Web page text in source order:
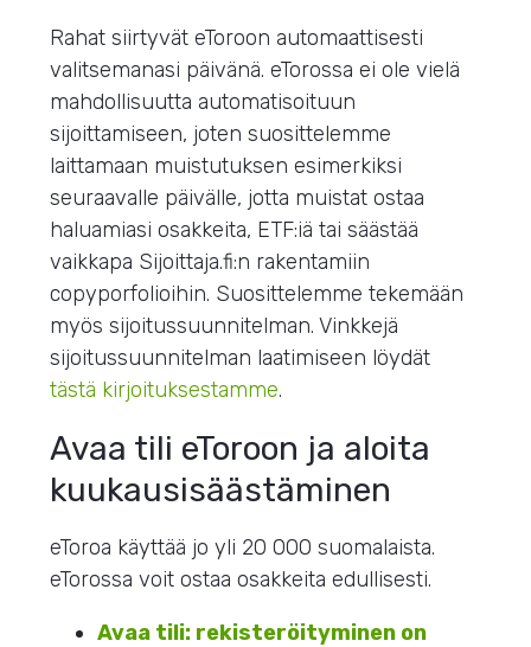
Rahat siirtyvät eToroon automaattisesti
valitsemanasi päivänä. eTorossa ei ole vielä
mahdollisuutta automatisoituun
sijoittamiseen, joten suosittelemme
laittamaan muistutuksen esimerkiksi
seuraavalle päivälle, jotta muistat ostaa
haluamiasi osakkeita, ETF:iä tai säästää
vaikkapa Sijoittaja.fi:n rakentamiin
copyporfolioihin. Suosittelemme tekemään
myös sijoitussuunnitelman. Vinkkejä
sijoitussuunnitelman laatimiseen löydät
tästä kirjoituksestamme.
Avaa tili eToroon ja aloita
kuukausisäästäminen
eToroa käyttää jo yli 20 000 suomalaista.
eTorossa voit ostaa osakkeita edullisesti.
Avaa tili: rekisteröityminen on